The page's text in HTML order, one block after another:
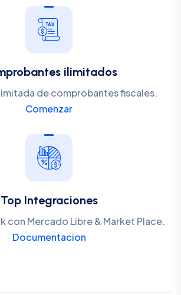
ilimitados
de comprobantes fiscales.
Comenzar
Top Integraciones
con Mercado Libre & Market Place.
Documentacion